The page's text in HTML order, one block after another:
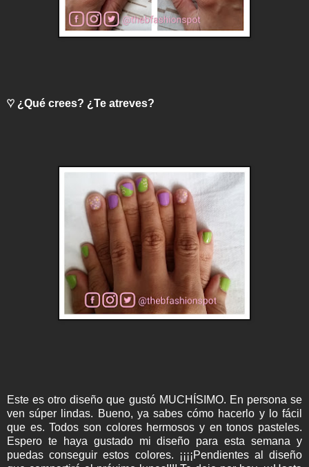
♡ ¿Qué crees? ¿Te atreves?
Este es otro diseño que gustó MUCHÍSIMO. En persona se
ven súper lindas. Bueno, ya sabes cómo hacerlo y lo fácil
que es. Todos son colores hermosos y en tonos pasteles.
Espero te haya gustado mi diseño para esta semana y
puedas conseguir estos colores. ¡¡¡¡Pendientes al diseño